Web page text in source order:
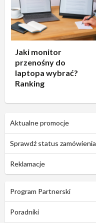
Jaki monitor
przenośny do
laptopa wybrać?
Ranking
Aktualne promocje
Sprawdź status zamówienia
Reklamacje
Program Partnerski
Poradniki